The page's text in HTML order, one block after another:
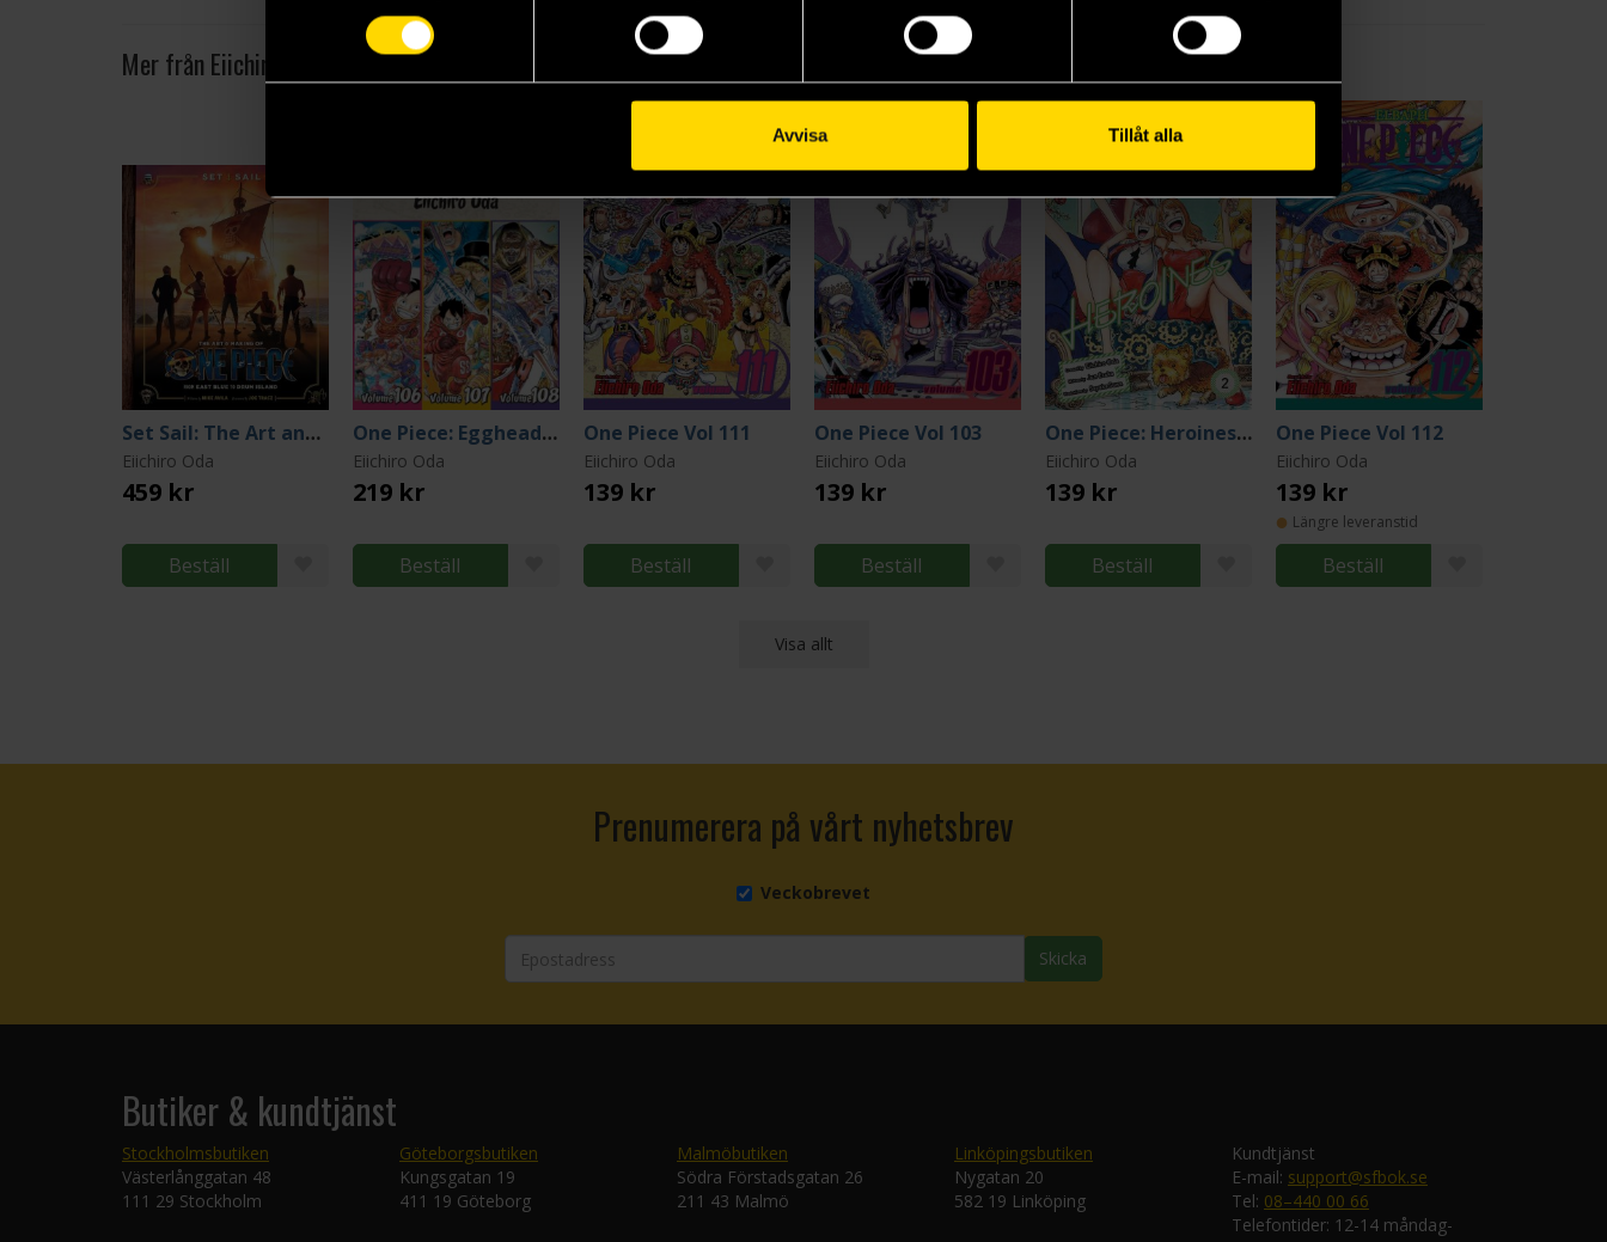
Avvisa Tillåt alla
Mer från Eiichiro Oda
Set Sail: The Art and Making of One Piece
Eiichiro Oda
459 kr
Beställ
One Piece: Egghead 106-107-108
Eiichiro Oda
219 kr
Beställ
One Piece Vol 111
Eiichiro Oda
139 kr
Beställ
One Piece Vol 103
Eiichiro Oda
139 kr
Beställ
One Piece: Heroines Vol 2
Eiichiro Oda
139 kr
Beställ
One Piece Vol 112
Eiichiro Oda
139 kr
Längre leveranstid
Beställ
Visa allt
Prenumerera på vårt nyhetsbrev
Veckobrevet
Skicka
Butiker & kundtjänst
Stockholmsbutiken
Västerlånggatan 48
111 29 Stockholm
Göteborgsbutiken
Kungsgatan 19
411 19 Göteborg
Malmöbutiken
Södra Förstadsgatan 26
211 43 Malmö
Linköpingsbutiken
Nygatan 20
582 19 Linköping
Kundtjänst
E-mail: support@sfbok.se
Tel: 08–440 00 66
Telefontider: 12-14 måndag-